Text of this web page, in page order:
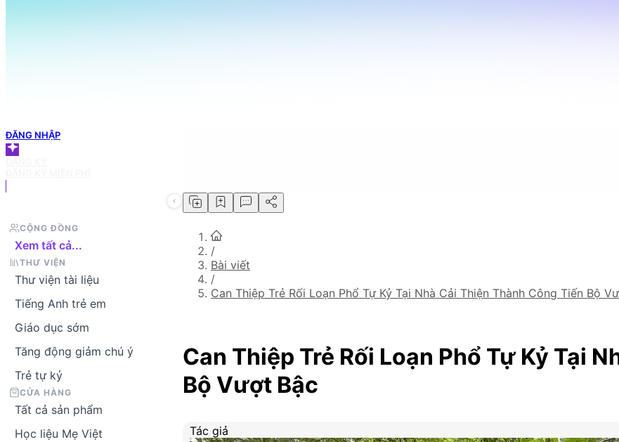
ĐĂNG NHẬP
CỘNG ĐỒNG
Xem tất cả...
THƯ VIỆN
Thư viện tài liệu
Tiếng Anh trẻ em
Giáo dục sớm
Tăng động giảm chú ý
Trẻ tự kỷ
CỬA HÀNG
Tất cả sản phẩm
Học liệu Mẹ Việt
/
Bài viết
/
Can Thiệp Trẻ Rối Loạn Phổ Tự Kỷ Tại Nhà Cải Thiện Thành Công Tiến Bộ
Can Thiệp Trẻ Rối Loạn Phổ Tự Kỷ Tại
Bộ Vượt Bậc
Tác giả